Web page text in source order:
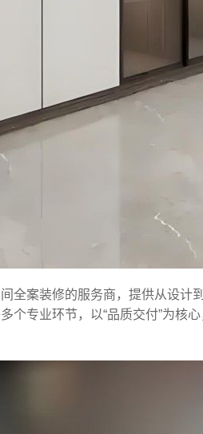
全案装修的服务商，提供从设计
个专业环节，以“品质交付”为核